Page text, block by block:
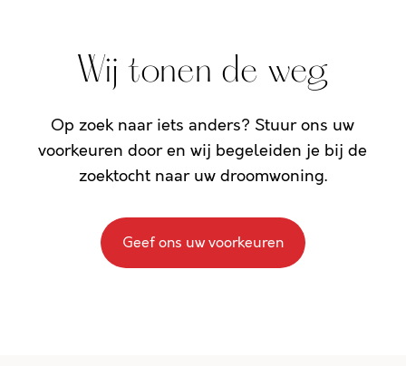
Wij tonen de weg
Op zoek naar iets anders? Stuur ons uw
voorkeuren door en wij begeleiden je bij de
zoektocht naar uw droomwoning.
Geef ons uw voorkeuren